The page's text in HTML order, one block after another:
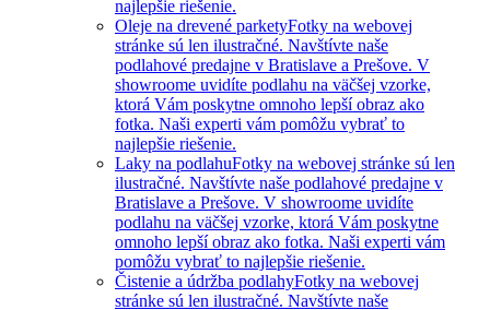
najlepšie riešenie.
Oleje na drevené parketyFotky na webovej
stránke sú len ilustračné. Navštívte naše
podlahové predajne v Bratislave a Prešove. V
showroome uvidíte podlahu na väčšej vzorke,
ktorá Vám poskytne omnoho lepší obraz ako
fotka. Naši experti vám pomôžu vybrať to
najlepšie riešenie.
Laky na podlahuFotky na webovej stránke sú len
ilustračné. Navštívte naše podlahové predajne v
Bratislave a Prešove. V showroome uvidíte
podlahu na väčšej vzorke, ktorá Vám poskytne
omnoho lepší obraz ako fotka. Naši experti vám
pomôžu vybrať to najlepšie riešenie.
Čistenie a údržba podlahyFotky na webovej
stránke sú len ilustračné. Navštívte naše